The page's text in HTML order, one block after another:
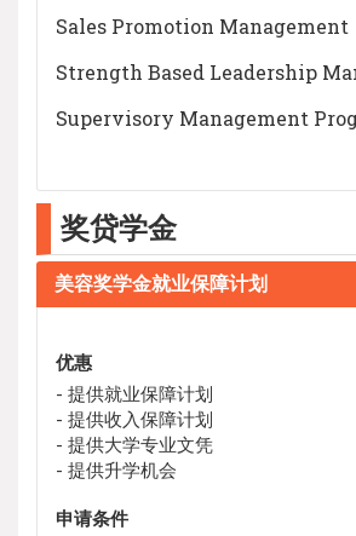
Sales Promotion Management
Strength Based Leadership
Supervisory Management
奖贷学金
美容奖学金就业保障计划
优惠
- 提供就业保障计划
- 提供收入保障计划
- 提供大学专业文凭
- 提供升学机会
申请条件